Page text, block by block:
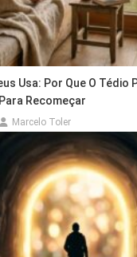
Usa: Por Que O Tédio
Recomeçar
Marcelo Toler